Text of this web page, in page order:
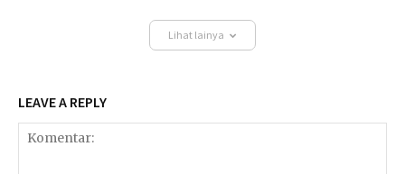
Lihat lainya
LEAVE A REPLY